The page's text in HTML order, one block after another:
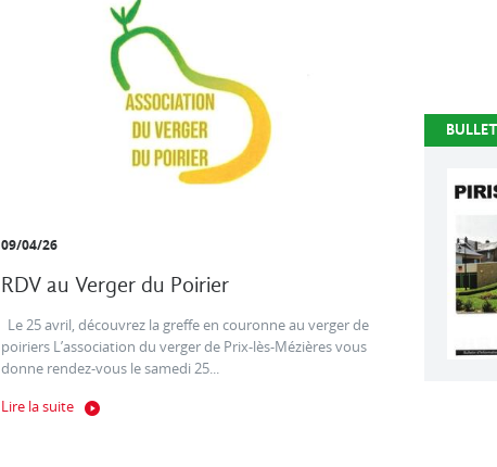
09/04/26
RDV au Verger du Poirier
Le 25 avril, découvrez la greffe en couronne au verger de
poiriers L’association du verger de Prix-lès-Mézières vous
donne rendez-vous le samedi 25...
Lire la suite